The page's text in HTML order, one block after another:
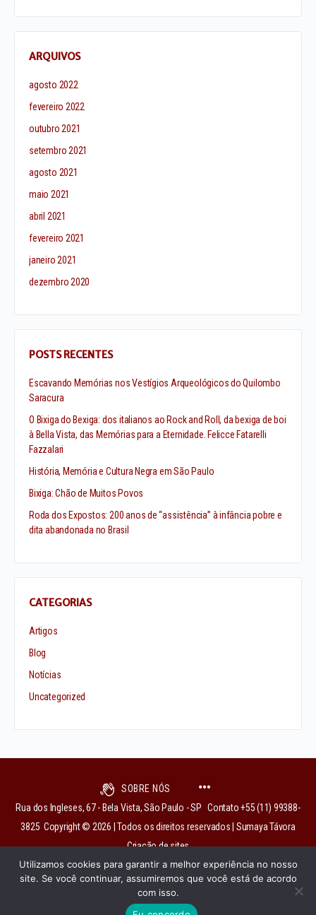
ARQUIVOS
agosto 2022
fevereiro 2022
outubro 2021
setembro 2021
agosto 2021
maio 2021
abril 2021
fevereiro 2021
janeiro 2021
dezembro 2020
POSTS RECENTES
Escavando Memórias nos Vestígios Arqueológicos do Quilombo
Saracura
O Bixiga do Bexiga: dos italianos ao Rock and Roll, da bexiga de boi
à Bella Vista, das Memórias para a Eternidade. Felicce Fatarelli
Fazzalari
História, Memória e Cultura Negra em São Paulo
Bixiga: Chão de Muitos Povos
Roda dos Expostos: 200 anos de “assistência” à infância pobre e
dita abandonada no Brasil
CATEGORIAS
Artigos
Blog
Notícias
Uncategorized
SOBRE NÓS
Rua dos Ingleses, 67 - Bela Vista, São Paulo - SP Contato +55 (11) 99388-
3825 Copyright © 2026 | Todos os direitos reservados | Sumaya Távora
Criação de sites
institutobixiga@gmail.com
Utilizamos cookies para garantir a melhor experiência no nosso
site. Se você continuar, assumiremos que você está de acordo
com isso.